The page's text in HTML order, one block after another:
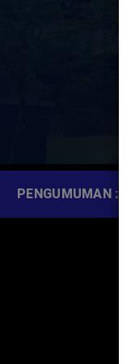
PENGUMUMAN :
Dan Menguji